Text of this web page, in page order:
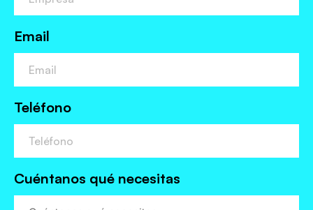
Email
Teléfono
Cuéntanos qué necesitas